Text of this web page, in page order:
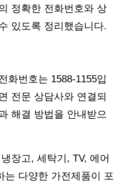
정확한 전화번호와 상
있도록 정리했습니다.
화번호는 1588-1155입
전문 상담사와 연결되
해결 방법을 안내받으
장고, 세탁기, TV, 에어
는 다양한 가전제품이 포